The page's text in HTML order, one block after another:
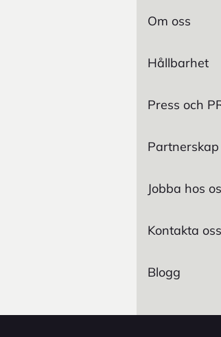
Om oss
Hållbarhet
Press och
Partnerskap
Jobba hos
Kontakta oss
Blogg